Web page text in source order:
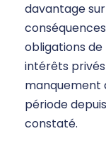
davantage
obligations
intérêts
manquement
période
constaté.